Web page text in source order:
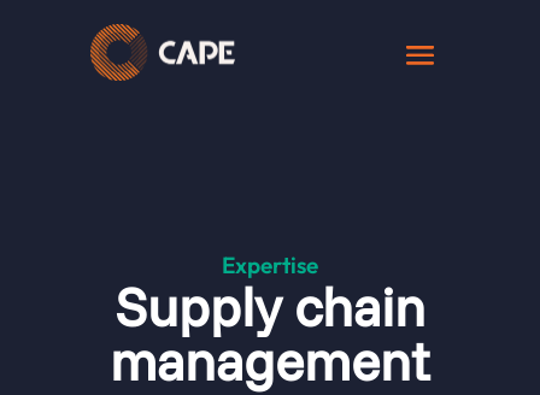
Expertise
Supply chain
management